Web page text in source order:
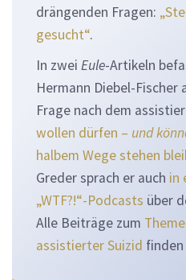
drängenden Fragen:
gesucht“.
In zwei Eule-Artikeln
Hermann Diebel-
Frage nach dem
wollen dürfen – und
halbem Wege stehen
Greder sprach er auch in
„WTF?!“-Podcasts über
Alle Beiträge zum
assistierter Suizid finden